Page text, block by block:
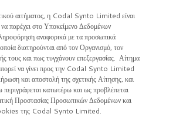
αιτήματος, η Codal Synto Limited είναι
να παρέχει στο Υποκείμενο Δεδομένων
αναφορικά με τα προσωπικά
διατηρούνται από τον Οργανισμό, τον
τους και πως τυγχάνουν επεξεργασίας. Αίτημα
να γίνει προς την Codal Synto Limited
και αποστολή της σχετικής Αίτησης, και
περιγράφεται κατωτέρω και ως προβλέπεται
Προστασίας Προσωπικών Δεδομένων και
της Codal Synto Limited.